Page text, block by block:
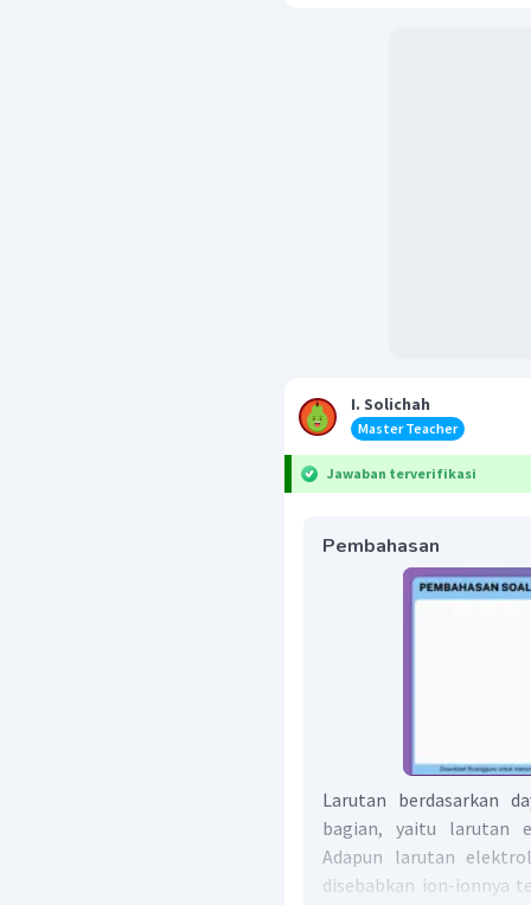
I. Solichah
Master Teacher
Jawaban terverifikasi
Pembahasan
Larutan berdasarkan
bagian, yaitu larutan
Adapun larutan
disebabkan ion-ionnya